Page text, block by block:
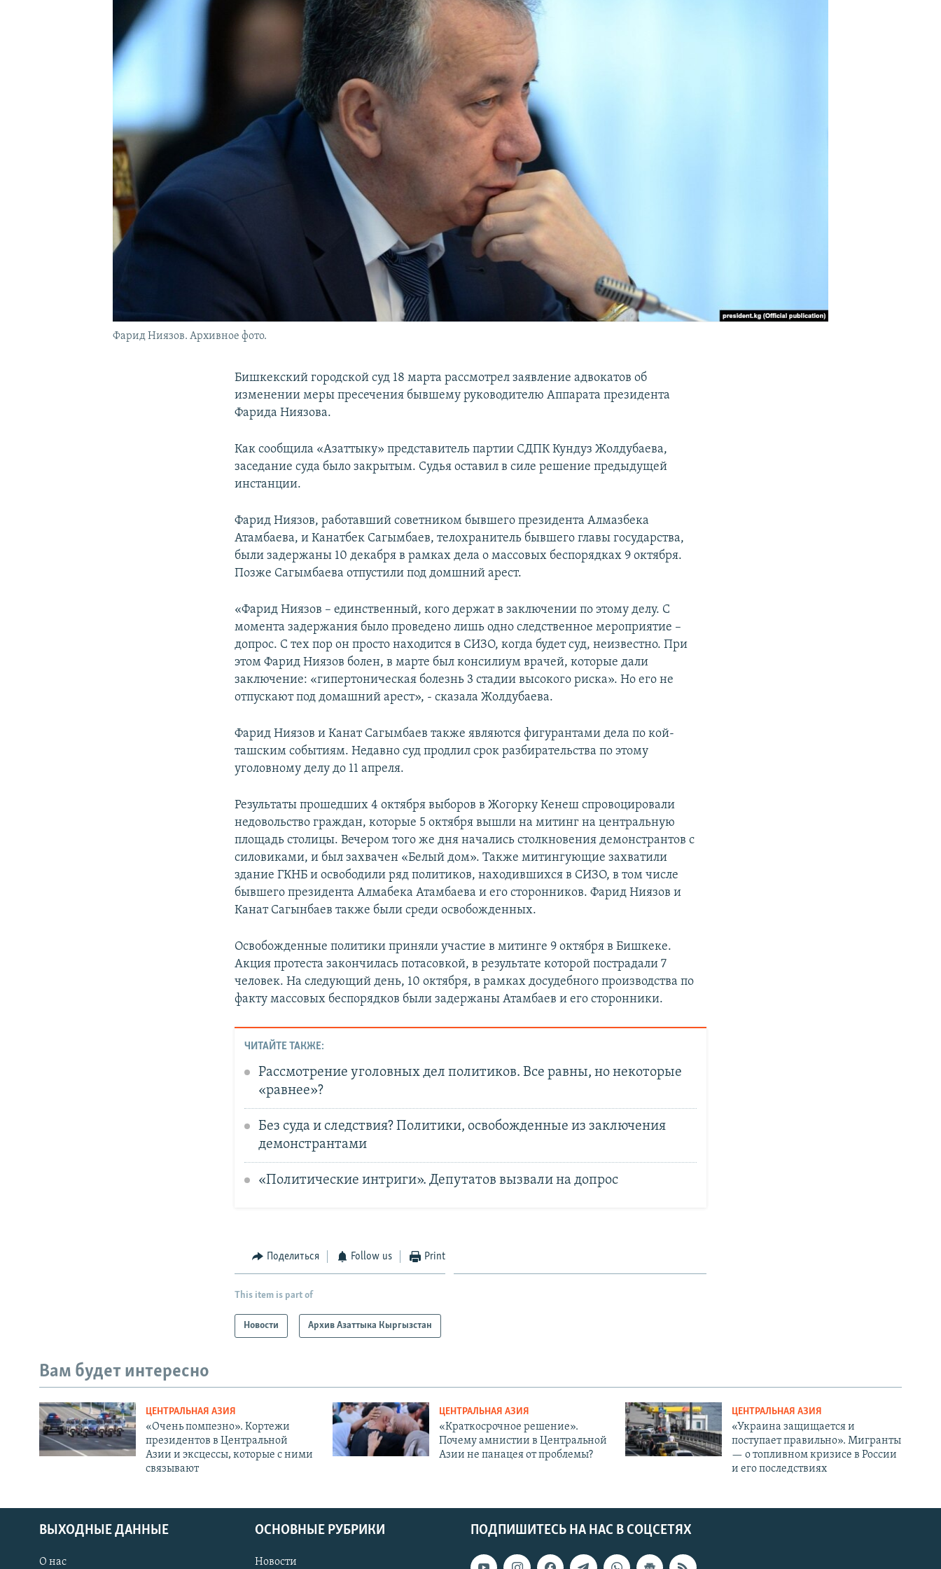
Фарид Ниязов. Архивное фото.
Бишкекский городской суд 18 марта рассмотрел заявление адвокатов об
изменении меры пресечения бывшему руководителю Аппарата президента
Фарида Ниязова.
Как сообщила «Азаттыку» представитель партии СДПК Кундуз Жолдубаева,
заседание суда было закрытым. Судья оставил в силе решение предыдущей
инстанции.
Фарид Ниязов, работавший советником бывшего президента Алмазбека
Атамбаева, и Канатбек Сагымбаев, телохранитель бывшего главы государства,
были задержаны 10 декабря в рамках дела о массовых беспорядках 9 октября.
Позже Сагымбаева отпустили под домшний арест.
«Фарид Ниязов – единственный, кого держат в заключении по этому делу. С
момента задержания было проведено лишь одно следственное мероприятие –
допрос. С тех пор он просто находится в СИЗО, когда будет суд, неизвестно. При
этом Фарид Ниязов болен, в марте был консилиум врачей, которые дали
заключение: «гипертоническая болезнь 3 стадии высокого риска». Но его не
отпускают под домашний арест», - сказала Жолдубаева.
Фарид Ниязов и Канат Сагымбаев также являются фигурантами дела по кой-
ташским событиям. Недавно суд продлил срок разбирательства по этому
уголовному делу до 11 апреля.
Результаты прошедших 4 октября выборов в Жогорку Кенеш спровоцировали
недовольство граждан, которые 5 октября вышли на митинг на центральную
площадь столицы. Вечером того же дня начались столкновения демонстрантов с
силовиками, и был захвачен «Белый дом». Также митингующие захватили
здание ГКНБ и освободили ряд политиков, находившихся в СИЗО, в том числе
бывшего президента Алмабека Атамбаева и его сторонников. Фарид Ниязов и
Канат Сагынбаев также были среди освобожденных.
Освобожденные политики приняли участие в митинге 9 октября в Бишкеке.
Акция протеста закончилась потасовкой, в результате которой пострадали 7
человек. На следующий день, 10 октября, в рамках досудебного производства по
факту массовых беспорядков были задержаны Атамбаев и его сторонники.
ЧИТАЙТЕ ТАКЖЕ:
Рассмотрение уголовных дел политиков. Все равны, но некоторые
«равнее»?
Без суда и следствия? Политики, освобожденные из заключения
демонстрантами
«Политические интриги». Депутатов вызвали на допрос
Поделиться Follow us Print
This item is part of
Новости Архив Азаттыка Кыргызстан
Вам будет интересно
ЦЕНТРАЛЬНАЯ АЗИЯ
«Очень помпезно». Кортежи
президентов в Центральной
Азии и эксцессы, которые с ними
связывают
ЦЕНТРАЛЬНАЯ АЗИЯ
«Краткосрочное решение».
Почему амнистии в Центральной
Азии не панацея от проблемы?
ЦЕНТРАЛЬНАЯ АЗИЯ
«Украина защищается и
поступает правильно». Мигранты
— о топливном кризисе в России
и его последствиях
ПОДПИШИТЕСЬ НА НАС В СОЦСЕТЯХ
ВЫХОДНЫЕ ДАННЫЕ
О нас
ОСНОВНЫЕ РУБРИКИ
Новости